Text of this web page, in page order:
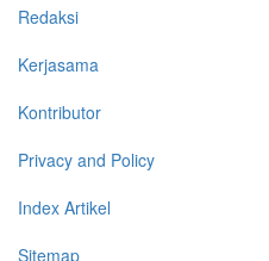
Redaksi
Kerjasama
Kontributor
Privacy and Policy
Index Artikel
Sitemap